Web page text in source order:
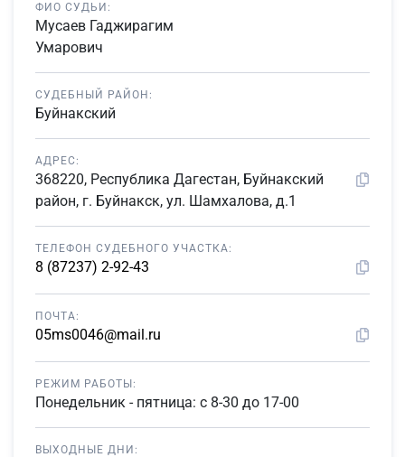
ФИО СУДЬИ:
Мусаев Гаджирагим
Умарович
СУДЕБНЫЙ РАЙОН:
Буйнакский
АДРЕС:
368220, Республика Дагестан, Буйнакский
район, г. Буйнакск, ул. Шамхалова, д.1
ТЕЛЕФОН СУДЕБНОГО УЧАСТКА:
8 (87237) 2-92-43
ПОЧТА:
05ms0046@mail.ru
РЕЖИМ РАБОТЫ:
Понедельник - пятница: с 8-30 до 17-00
ВЫХОДНЫЕ ДНИ: